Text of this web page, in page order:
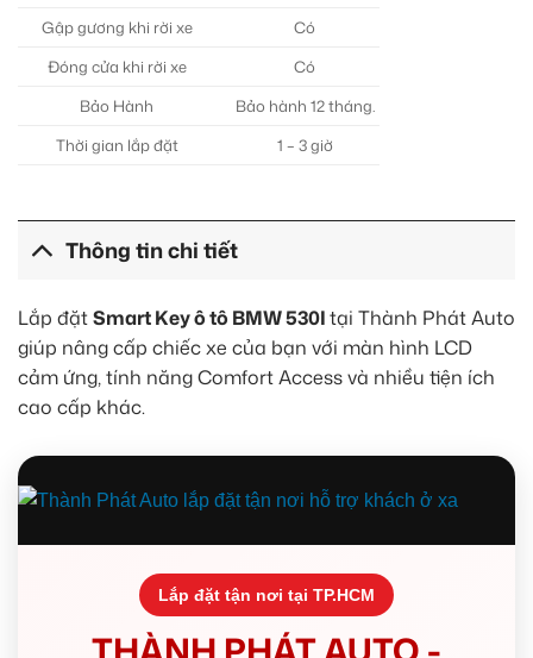
Gập gương khi rời xe
Có
Đóng cửa khi rời xe
Có
Bảo Hành
Bảo hành 12 tháng.
Thời gian lắp đặt
1 – 3 giờ
Thông tin chi tiết
Lắp đặtSmart Key ô tô BMW 530Itại Thành Phát Auto
giúp nâng cấp chiếc xe của bạn với màn hình LCD
cảm ứng, tính năng Comfort Access và nhiều tiện ích
cao cấp khác.
Lắp đặt tận nơi tại TP.HCM